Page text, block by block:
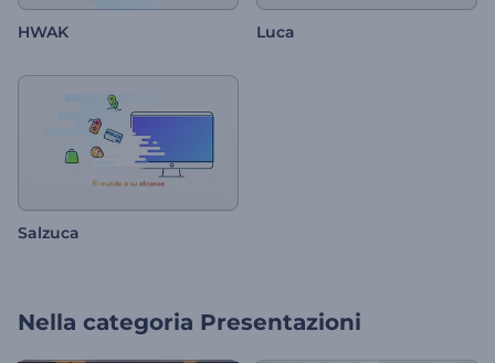
HWAK Luca
Salzuca
Nella categoria Presentazioni